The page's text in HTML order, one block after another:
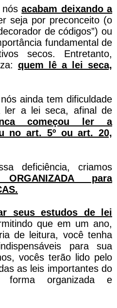
nósacabam deixando a
seja por preconceito (o
de códigos”) ou
fundamental de
secos. Entretanto,
quem lê a lei seca,
ainda tem dificuldade
ler a lei seca, afinal de
começou ler a
no art. 5º ou art. 20,
deficiência, criamos
para
seus estudos de lei
que em um ano,
de leitura, você tenha
para sua
vocês terão lido pelo
as leis importantes do
organizada e